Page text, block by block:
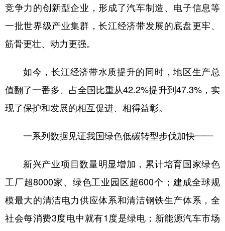
竞争力的创新型企业，形成了汽车制造、电子信息等
一批世界级产业集群，长江经济带发展的底盘更牢、
筋骨更壮、动力更强。
如今，长江经济带水质提升的同时，地区生产总
值翻了一番多、占全国比重从42.2%提升到47.3%，实
现了保护和发展的相互促进、相得益彰。
一系列数据见证我国绿色低碳转型步伐加快——
新兴产业项目数量明显增加，累计培育国家绿色
工厂超8000家、绿色工业园区超600个；建成全球规
模最大的清洁电力供应体系和清洁钢铁生产体系，全
社会每消费3度电中就有1度是绿电；新能源汽车市场